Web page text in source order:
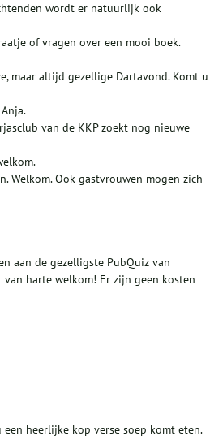
wordt er natuurlijk ook
of vragen over een mooi boek.
maar altijd gezellige Dartavond. Komt u
van de KKP zoekt nog nieuwe
Welkom. Ook gastvrouwen mogen zich
aan de gezelligste PubQuiz van
harte welkom! Er zijn geen kosten
heerlijke kop verse soep komt eten.